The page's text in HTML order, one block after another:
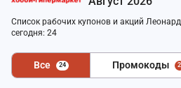
Список рабочих купонов и акций
сегодня: 24
Все 24 Промокоды 2